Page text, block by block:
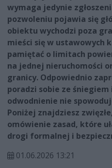
wymaga jedynie
pozwoleniu pojawia się
obiektu wychodzi poza
mieści się w ustawowych
pamiętać o limitach
na jednej nieruchomości
granicy. Odpowiednio
poradzi sobie ze
odwodnienie nie
Poniżej znajdziesz
omówienie zasad, które
drogi formalnej i
01.06.2026 13:21